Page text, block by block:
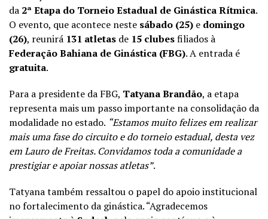
da 2ª Etapa do Torneio Estadual de Ginástica Rítmica.
O evento, que acontece neste sábado (25) e domingo
(26), reunirá 131 atletas de 15 clubesfiliados à
Federação Bahiana de Ginástica (FBG). A entrada é
gratuita.
Para a presidente da FBG, Tatyana Brandão, a etapa
representa mais um passo importante na consolidação da
modalidade no estado. “Estamos muito felizes em realizar
mais uma fase do circuito e do torneio estadual, desta vez
em Lauro de Freitas. Convidamos toda a comunidade a
prestigiar e apoiar nossas atletas”.
Tatyana também ressaltou o papel do apoio institucional
no fortalecimento da ginástica. “Agradecemos